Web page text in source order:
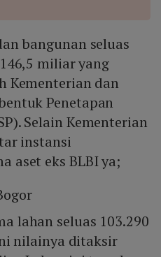
bangunan seluas
miliar yang
Kementerian dan
Penetapan
Selain Kementerian
instansi
aset eks BLBI ya;
lahan seluas 103.290
nilainya ditaksir